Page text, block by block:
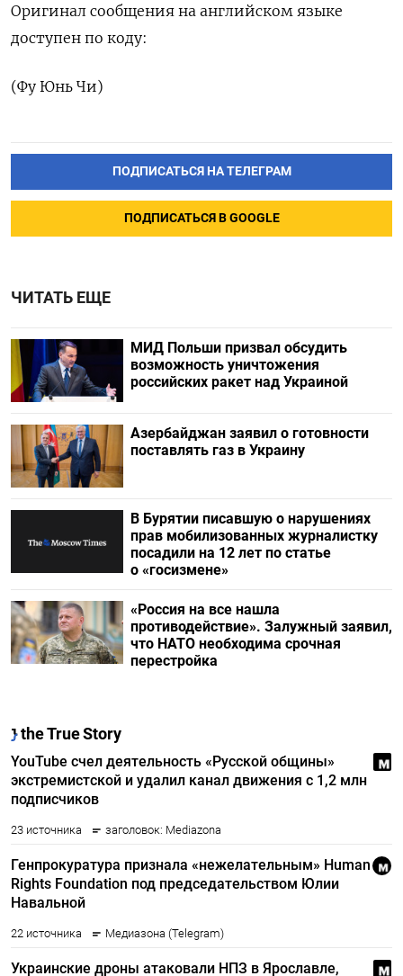
Оригинал сообщения на английском языке
доступен по коду:
(Фу Юнь Чи)
ПОДПИСАТЬСЯ НА ТЕЛЕГРАМ
ПОДПИСАТЬСЯ В GOOGLE
ЧИТАТЬ ЕЩЕ
МИД Польши призвал обсудить
возможность уничтожения
российских ракет над Украиной
Азербайджан заявил о готовности
поставлять газ в Украину
В Бурятии писавшую о нарушениях
прав мобилизованных журналистку
посадили на 12 лет по статье
о «госизмене»
«Россия на все нашла
противодействие». Залужный заявил,
что НАТО необходима срочная
перестройка